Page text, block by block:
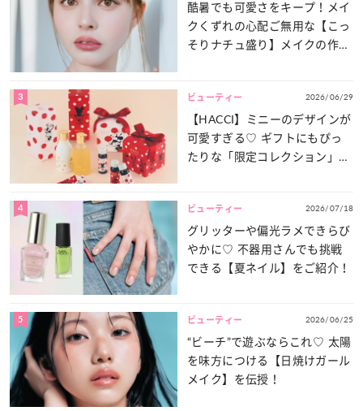
酷暑でも可愛さをキープ！メイ
クくずれの心配ご無用な【こっ
そりナチュ盛り】メイクの作り
3 ビューティー 2026/06/29
【HACCI】ミニーのデザインが
可愛すぎる♡ ギフトにもぴっ
たりな「限定コレクション」が
4 ビューティー 2026/07/18
グリッターや偏光ラメできらび
やかに♡ 不器用さんでも挑戦
できる【夏ネイル】をご紹介！
5 ビューティー 2026/06/25
“ビーチ”で遊ぶならこれ♡ 太陽
を味方につける【日焼けガール
メイク】を伝授！